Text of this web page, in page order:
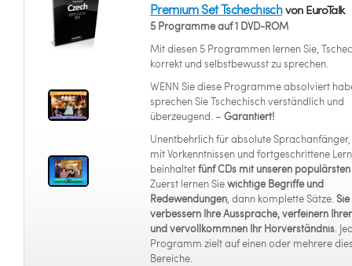
Premium Set Tschechischvon EuroTalk
5 Programme auf 1 DVD-ROM
Mit diesen 5 Programmen lernen Sie,
korrekt und selbstbewusst zu sprechen.
WENN Sie diese Programme absolviert
sprechen Sie Tschechisch verständlich und
überzeugend. – Garantiert!
Unentbehrlich für absolute
mit Vorkenntnissen und fortgeschrittene
beinhaltetfünf CDs mit unseren
Zuerst lernen Siewichtige Begriffe und
Redewendungen, dann komplette Sätze.Sie
verbessern Ihre Aussprache, verfeinern
und vervollkommnen Ihr Hörverständnis.
Programm zielt auf einen oder mehrere
Bereiche.